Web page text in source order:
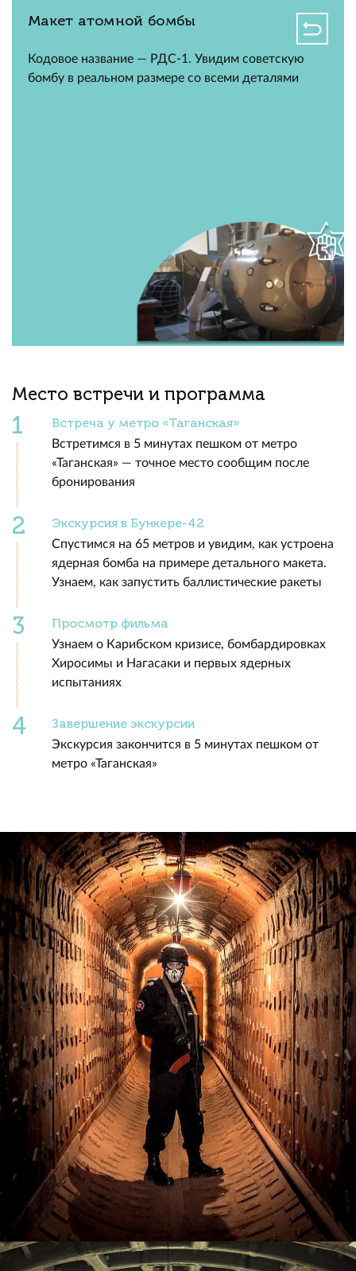
Макет атомной бомбы
Кодовое название — РДС-1. Увидим советскую
бомбу в реальном размере со всеми деталями
Место встречи и программа
Встреча у метро «Таганская»
Встретимся в 5 минутах пешком от метро
«Таганская» — точное место сообщим после
бронирования
Экскурсия в Бункере-42
Спустимся на 65 метров и увидим, как устроена
ядерная бомба на примере детального макета.
Узнаем, как запустить баллистические ракеты
Просмотр фильма
Узнаем о Карибском кризисе, бомбардировках
Хиросимы и Нагасаки и первых ядерных
испытаниях
Завершение экскурсии
Экскурсия закончится в 5 минутах пешком от
метро «Таганская»